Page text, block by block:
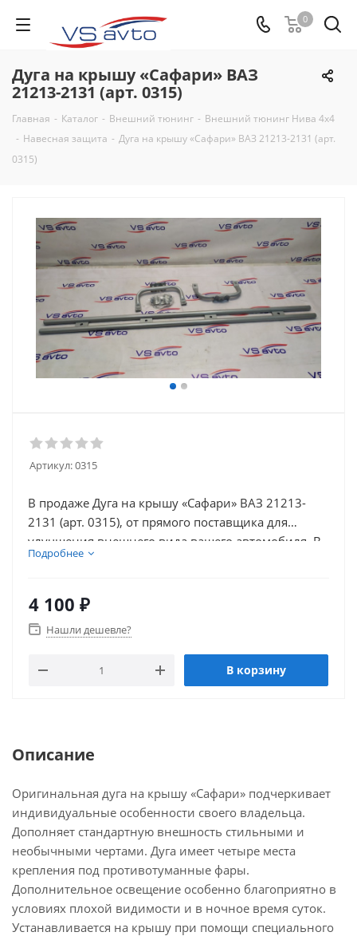
0
Дуга на крышу «Сафари» ВАЗ
21213-2131 (арт. 0315)
Главная - Каталог - Внешний тюнинг - Внешний тюнинг Нива 4х4
- Навесная защита - Дуга на крышу «Сафари» ВАЗ 21213-2131 (арт.
0315)
Артикул:0315
В продаже Дуга на крышу «Сафари» ВАЗ 21213-
2131 (арт. 0315), от прямого поставщика для
улучшения внешнего вида вашего автомобиля. В
нашем каталоге так же присутствует множество
Подробнее
4 100 ₽
Нашли дешевле?
В корзину
Описание
Оригинальная дуга на крышу «Сафари» подчеркивает
индивидуальные особенности своего владельца.
Дополняет стандартную внешность стильными и
необычными чертами. Дуга имеет четыре места
крепления под противотуманные фары.
Дополнительное освещение особенно благоприятно в
условиях плохой видимости и в ночное время суток.
Устанавливается на крышу при помощи специального